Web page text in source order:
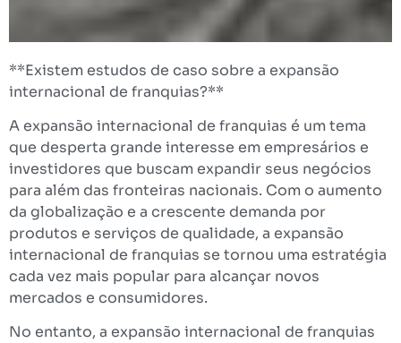
**Existem estudos de caso sobre a expansão
internacional de franquias?**
A expansão internacional de franquias é um tema
que desperta grande interesse em empresários e
investidores que buscam expandir seus negócios
para além das fronteiras nacionais. Com o aumento
da globalização e a crescente demanda por
produtos e serviços de qualidade, a expansão
internacional de franquias se tornou uma estratégia
cada vez mais popular para alcançar novos
mercados e consumidores.
No entanto, a expansão internacional de franquias